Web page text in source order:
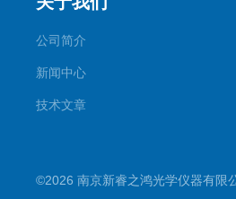
公司简介
新闻中心
技术文章
©2026 南京新睿之鸿光学仪器有